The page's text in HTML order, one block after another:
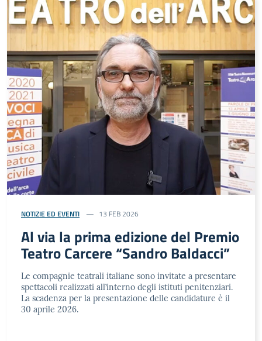
NOTIZIE ED EVENTI 13 FEB 2026
Al via la prima edizione del Premio
Teatro Carcere “Sandro Baldacci”
Le compagnie teatrali italiane sono invitate a presentare
spettacoli realizzati all’interno degli istituti penitenziari.
La scadenza per la presentazione delle candidature è il
30 aprile 2026.